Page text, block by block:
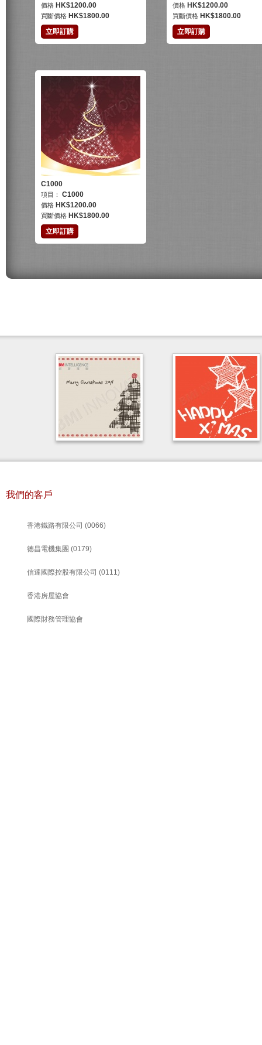
價格 HK$1200.00
買斷價格 HK$1800.00
立即訂購
價格 HK$1200.00
買斷價格 HK$1800.00
立即訂購
C1000
項目： C1000
價格 HK$1200.00
買斷價格 HK$1800.00
立即訂購
我們的客戶
香港鐵路有限公司 (0066)
德昌電機集團 (0179)
信達國際控股有限公司 (0111)
香港房屋協會
國際財務管理協會